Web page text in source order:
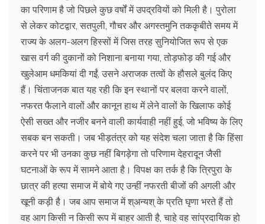
का परिणाम है जो पिछले कुछ वर्षों में उपद्रवियों को मिली है। पुरोला
से लेकर कोटद्वार, सतपुली, गौचर और अगस्तमुनि तककृबीते समय में
राज्य के अलग-अलग हिस्सों में जिस तरह सुनियोजित रूप से एक
खास वर्ग की दुकानों को निशाना बनाया गया, तोड़फोड़ की गई और
खुलेआम धमकियां दी गईं, उसने अराजक तत्वों के हौसले बुलंद किए
हैं। चिंताजनक बात यह रही कि इन स्थानों पर बलवा करने वालों,
नफरत फैलाने वालों और कानून हाथ में लेने वालों के खिलाफ कोई
ऐसी सख्त और नजीर बनने वाली कार्यवाही नहीं हुई, जो भविष्य के लिए
सबक बन सकती। जब भीड़तंत्र को यह संदेश चला जाता है कि हिंसा
करने पर भी उनका कुछ नहीं बिगड़ेगा तो परिणाम देहरादून जैसी
घटनाओं के रूप में सामने आता है। विपक्ष का तर्क है कि त्रिपुरा के
छात्र की हत्या समाज में बोये गए उन्हीं नफरती बीजों की अगली और
खूनी कड़ी है। जब आप समाज में श्अन्यश् के प्रति घृणा भरते हैं तो
वह आग किसी न किसी रूप में बाहर आती है, चाहे वह सांप्रदायिक हो